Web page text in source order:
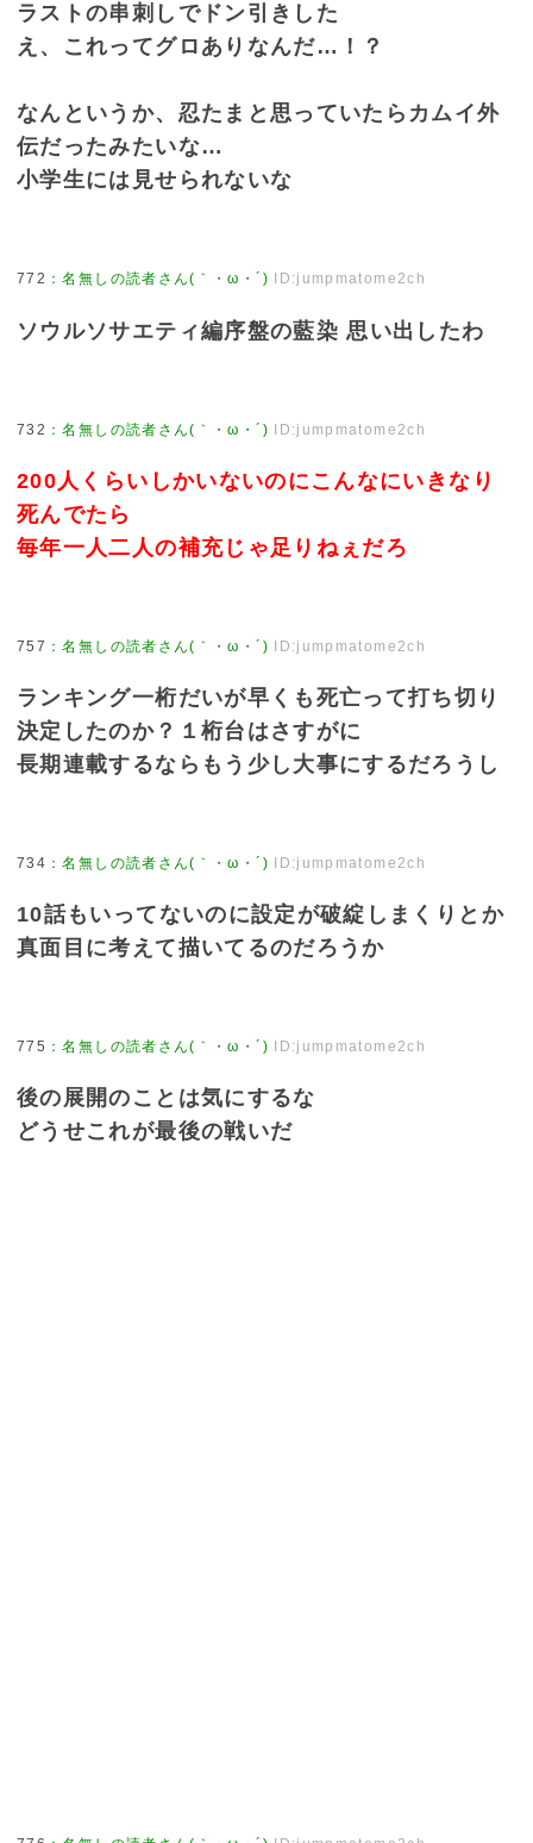
ラストの串刺しでドン引きした
え、これってグロありなんだ…！？
なんというか、忍たまと思っていたらカムイ外
伝だったみたいな…
小学生には見せられないな
772 ：名無しの読者さん(｀・ω・´) ID:jumpmatome2ch
ソウルソサエティ編序盤の藍染 思い出したわ
732 ：名無しの読者さん(｀・ω・´) ID:jumpmatome2ch
200人くらいしかいないのにこんなにいきなり
死んでたら
毎年一人二人の補充じゃ足りねぇだろ
757 ：名無しの読者さん(｀・ω・´) ID:jumpmatome2ch
ランキング一桁だいが早くも死亡って打ち切り
決定したのか？１桁台はさすがに
長期連載するならもう少し大事にするだろうし
734 ：名無しの読者さん(｀・ω・´) ID:jumpmatome2ch
10話もいってないのに設定が破綻しまくりとか
真面目に考えて描いてるのだろうか
775 ：名無しの読者さん(｀・ω・´) ID:jumpmatome2ch
後の展開のことは気にするな
どうせこれが最後の戦いだ